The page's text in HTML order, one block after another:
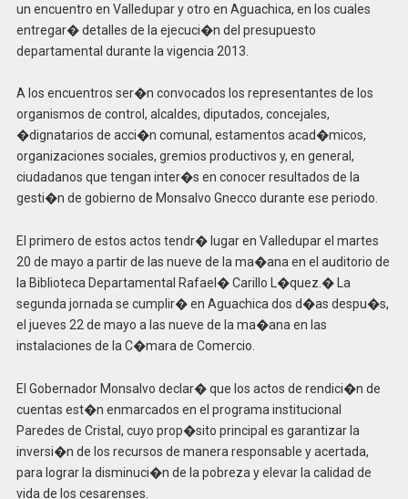
un encuentro en Valledupar y otro en Aguachica, en los cuales
entregar� detalles de la ejecuci�n del presupuesto
departamental durante la vigencia 2013.
A los encuentros ser�n convocados los representantes de los
organismos de control, alcaldes, diputados, concejales,
�dignatarios de acci�n comunal, estamentos acad�micos,
organizaciones sociales, gremios productivos y, en general,
ciudadanos que tengan inter�s en conocer resultados de la
gesti�n de gobierno de Monsalvo Gnecco durante ese periodo.
El primero de estos actos tendr� lugar en Valledupar el martes
20 de mayo a partir de las nueve de la ma�ana en el auditorio de
la Biblioteca Departamental Rafael� Carillo L�quez.� La
segunda jornada se cumplir� en Aguachica dos d�as despu�s,
el jueves 22 de mayo a las nueve de la ma�ana en las
instalaciones de la C�mara de Comercio.
El Gobernador Monsalvo declar� que los actos de rendici�n de
cuentas est�n enmarcados en el programa institucional
Paredes de Cristal, cuyo prop�sito principal es garantizar la
inversi�n de los recursos de manera responsable y acertada,
para lograr la disminuci�n de la pobreza y elevar la calidad de
vida de los cesarenses.